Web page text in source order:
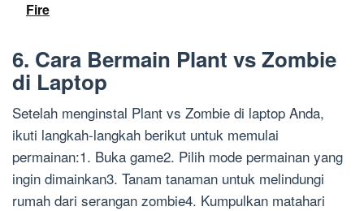
Fire
6. Cara Bermain Plant vs Zombie
di Laptop
Setelah menginstal Plant vs Zombie di laptop Anda,
ikuti langkah-langkah berikut untuk memulai
permainan:1. Buka game2. Pilih mode permainan yang
ingin dimainkan3. Tanam tanaman untuk melindungi
rumah dari serangan zombie4. Kumpulkan matahari